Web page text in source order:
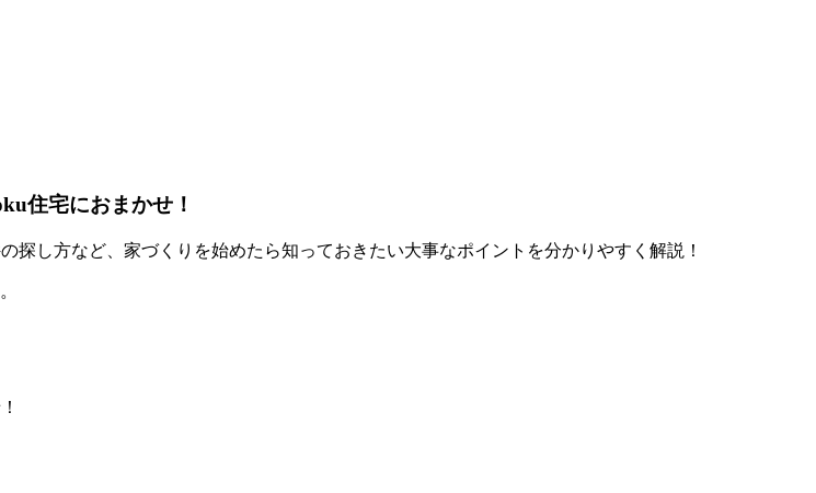
住宅におまかせ！
し方など、家づくりを始めたら知っておきたい大事なポイントを分かりやすく解説！